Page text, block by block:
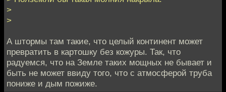
>
>
А штормы там такие, что целый континент может
превратить в картошку без кожуры. Так, что
радуемся, что на Земле таких мощных не бывает и
быть не может ввиду того, что с атмосферой труба
пониже и дым пожиже.